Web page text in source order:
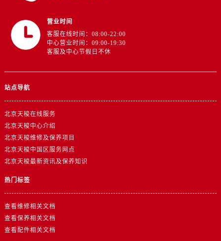
营业时间
客服在线时间：08:00-22:00
中心营业时间：09:00-19:30
客服及中心节假日不休
站点导航
北京天梭在线服务
北京天梭中心介绍
北京天梭维修及保养项目
北京天梭中国区服务网点
北京天梭最新资讯及保养知识
热门标签
查看维修相关文档
查看保养相关文档
查看配件相关文档